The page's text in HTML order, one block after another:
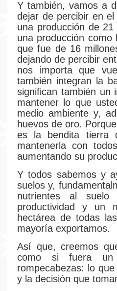
Y también, vamos a
dejar de percibir en
una producción de
una producción
que fue de 16
dejando de percibir
nos importa que
también integran la
significan también un
mantener lo que
medio ambiente y,
huevos de oro.
es la bendita tierra
mantenerla con
aumentando su
Y todos sabemos y
suelos y,
nutrientes al
productividad y un
hectárea de todas
mayoría exportamos.
Así que, creemos
como si fuera un
rompecabezas: lo
y la decisión que